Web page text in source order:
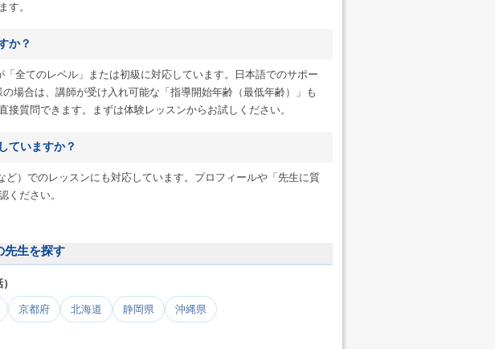
す。
か？
全てのレベル」または初級に対応しています。日本語でのサポー
場合は、講師が受け入れ可能な「指導開始年齢（最低年齢）」も
質問できます。まずは体験レッスンからお試しください。
ていますか？
）でのレッスンにも対応しています。プロフィールや「先生に質
ください。
先生を探す
京都府 北海道 静岡県 沖縄県